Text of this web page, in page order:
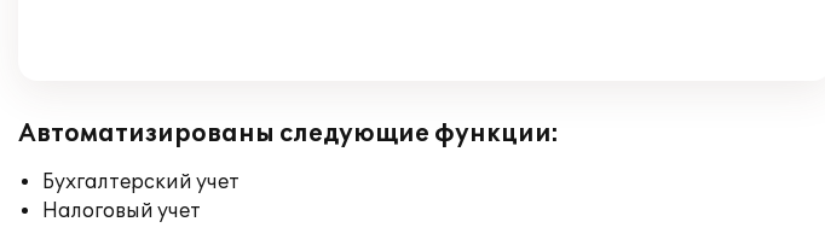
Автоматизированы следующие функции:
Бухгалтерский учет
Налоговый учет